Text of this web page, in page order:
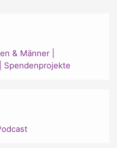
& Männer
Spendenprojekte